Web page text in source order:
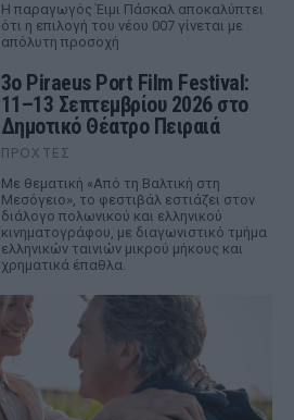
Η παραγωγός Έιμι Πάσκαλ αποκαλύπτει
ότι η επιλογή του νέου 007 γίνεται με
απόλυτη προσοχή
3ο Piraeus Port Film Festival:
11–13 Σεπτεμβρίου 2026 στο
Δημοτικό Θέατρο Πειραιά
ΠΡΟΧΤΈΣ
Με θεματική «Από τη Βαλτική στη
Μεσόγειο», το φεστιβάλ εστιάζει στον
διάλογο πολωνικού και ελληνικού
κινηματογράφου, με διαγωνιστικό τμήμα
ελληνικών ταινιών μικρού μήκους και
χρηματικά έπαθλα.